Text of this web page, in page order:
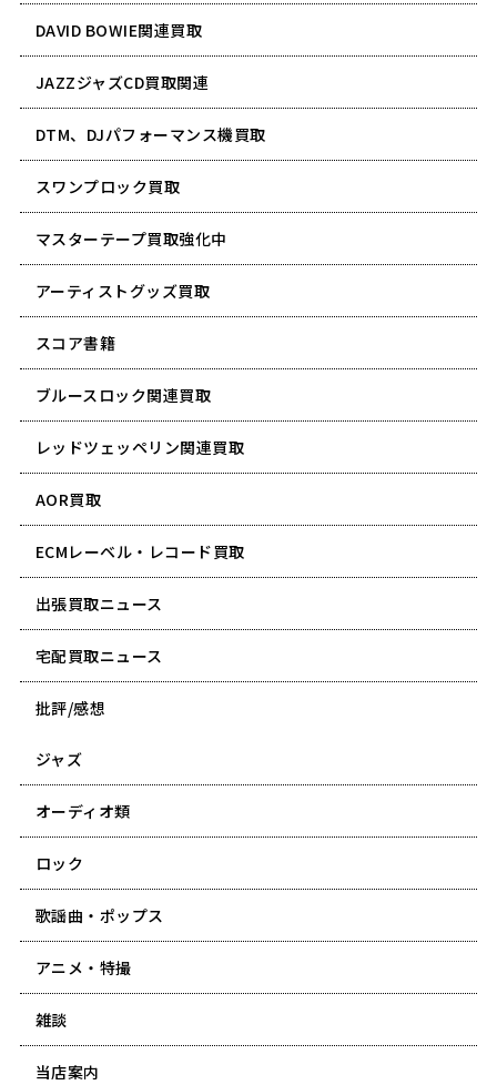
DAVID BOWIE関連買取
JAZZジャズCD買取関連
DTM、DJパフォーマンス機買取
スワンプロック買取
マスターテープ買取強化中
アーティストグッズ買取
スコア書籍
ブルースロック関連買取
レッドツェッペリン関連買取
AOR買取
ECMレーベル・レコード買取
出張買取ニュース
宅配買取ニュース
批評/感想
ジャズ
オーディオ類
ロック
歌謡曲・ポップス
アニメ・特撮
雑談
当店案内